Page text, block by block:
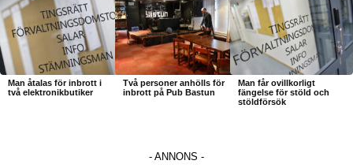
Man åtalas för inbrott i
två elektronikbutiker
Två personer anhölls för
inbrott på Pub Bastun
Man får ovillkorligt
fängelse för stöld och
stöldförsök